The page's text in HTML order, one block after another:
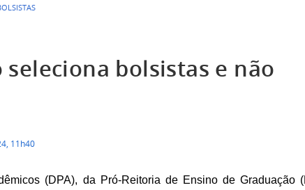
seleciona bolsistas e não
11h40
(DPA), da Pró-Reitoria de Ensino de Graduação